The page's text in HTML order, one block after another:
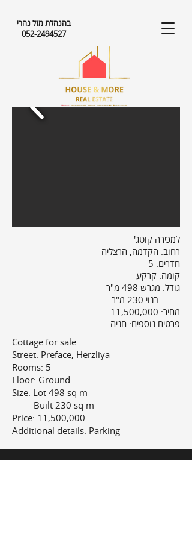
בהנהלת מזל נהרי
052-2494527
למכירה קוטג'
רחוב: הקדמה, הרצליה
חדרים: 5
קומה: קרקע
גודל: מגרש 498 מ"ר
בנוי 230 מ"ר
מחיר: 11,500,000
פרטים נוספים: חניה
Cottage for sale
Street: Preface, Herzliya
Rooms: 5
Floor: Ground
Size: Lot 498 sq m
Built 230 sq m
Price: 11,500,000
Additional details: Parking